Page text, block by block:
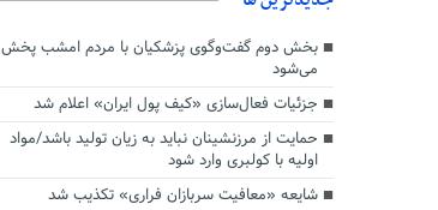
بخش دوم گفت‌وگوی پزشکیان با مردم امشب پخش
می‌شود
جزئیات فعال‌سازی «کیف پول ایران» اعلام شد
حمایت از مرزنشینان نباید به زیان تولید باشد/مواد
اولیه با کولبری وارد شود
شایعه «معافیت سربازان فراری» تکذیب شد